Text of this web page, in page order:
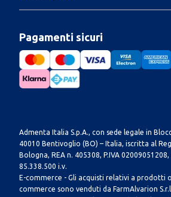
Pagamenti sicuri
Admenta Italia S.p.A., con sede legale in
40010 Bentivoglio (BO) – Italia, iscritta al
Bologna, REA n. 405308, P.IVA
85.338.500 i.v.
E-commerce - Gli acquisti relativi a prodotti
commerce sono venduti da FarmAlvarion